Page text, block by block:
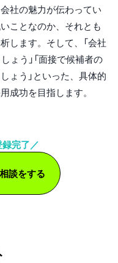
社の魅力が伝わってい
ことなのか、それとも
します。そして、「会社
ょう」「面接で候補者の
ょう」といった、具体的
成功を目指します。
完了／
談をする